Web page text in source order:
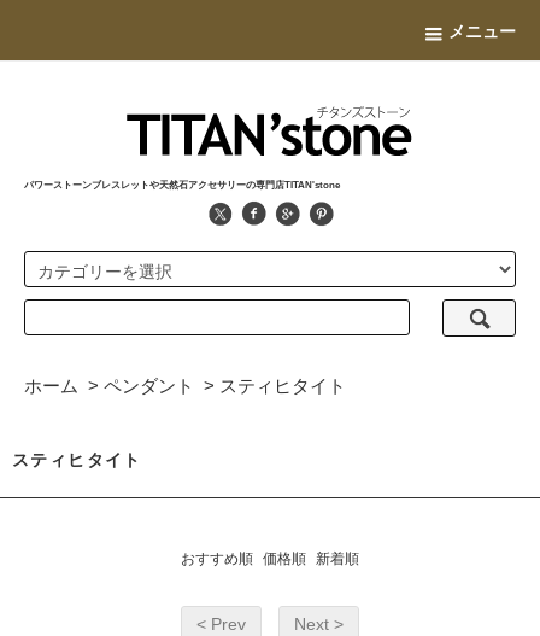
メニュー
パワーストーンブレスレットや天然石アクセサリーの専門店TITAN'stone
ホーム > ペンダント > スティヒタイト
スティヒタイト
おすすめ順 価格順 新着順
< Prev Next >